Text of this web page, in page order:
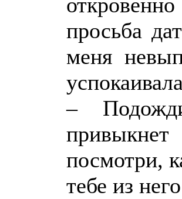
просьба
меня
–
посмотри,
тебе из